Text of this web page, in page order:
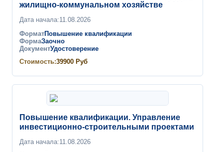
жилищно-коммунальном хозяйстве
Дата начала:11.08.2026
ФорматПовышение квалификации
ФормаЗаочно
ДокументУдостоверение
Стоимость:39900 Руб
Повышение квалификации. Управление
инвестиционно-строительными проектами
Дата начала:11.08.2026